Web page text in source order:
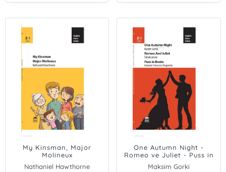
My Kinsman, Major
Molineux
Nathaniel Hawthorne
One Autumn Night -
Romeo ve Juliet - Puss in
Boots
Maksim Gorki